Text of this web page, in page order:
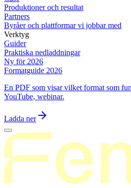
Produktioner och resultat
Partners
Byråer och plattformar vi jobbar med
Verktyg
Guider
Praktiska nedladdningar
Ny för 2026
Formatguide 2026
En PDF som visar vilket format som
YouTube, webinar.
Ladda ner